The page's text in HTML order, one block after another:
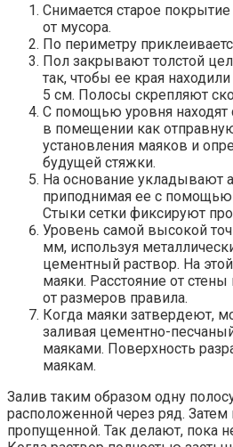
Снимается старое
от мусора.
По периметру
Пол закрывают толстой
так, чтобы ее края
5 см. Полосы скрепляют
С помощью уровня
в помещении как
установления маяков и
будущей стяжки.
На основание укладывают
приподнимая ее с
Стыки сетки фиксируют
Уровень самой высокой
мм, используя
цементный раствор. На
маяки. Расстояние от
от размеров правила.
Когда маяки затвердеют,
заливая цементно-
маяками. Поверхность
маякам.
Залив таким образом одну
расположенной через ряд.
пропущенной. Так делают, пока